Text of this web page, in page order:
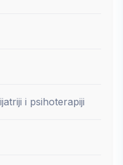
i psihoterapiji